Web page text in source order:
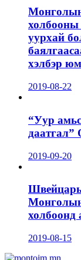
Монголын
уурхай
хэлбэр юм
2019-08-22
“Уур
2019-09-20
Монголын
холбоонд
2019-08-15